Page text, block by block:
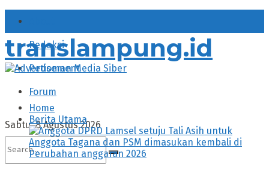
Redaksi
Pedoman Media Siber
Forum
Sabtu, 8 Agustus 2026
translampung.id
Home
Berita Utama